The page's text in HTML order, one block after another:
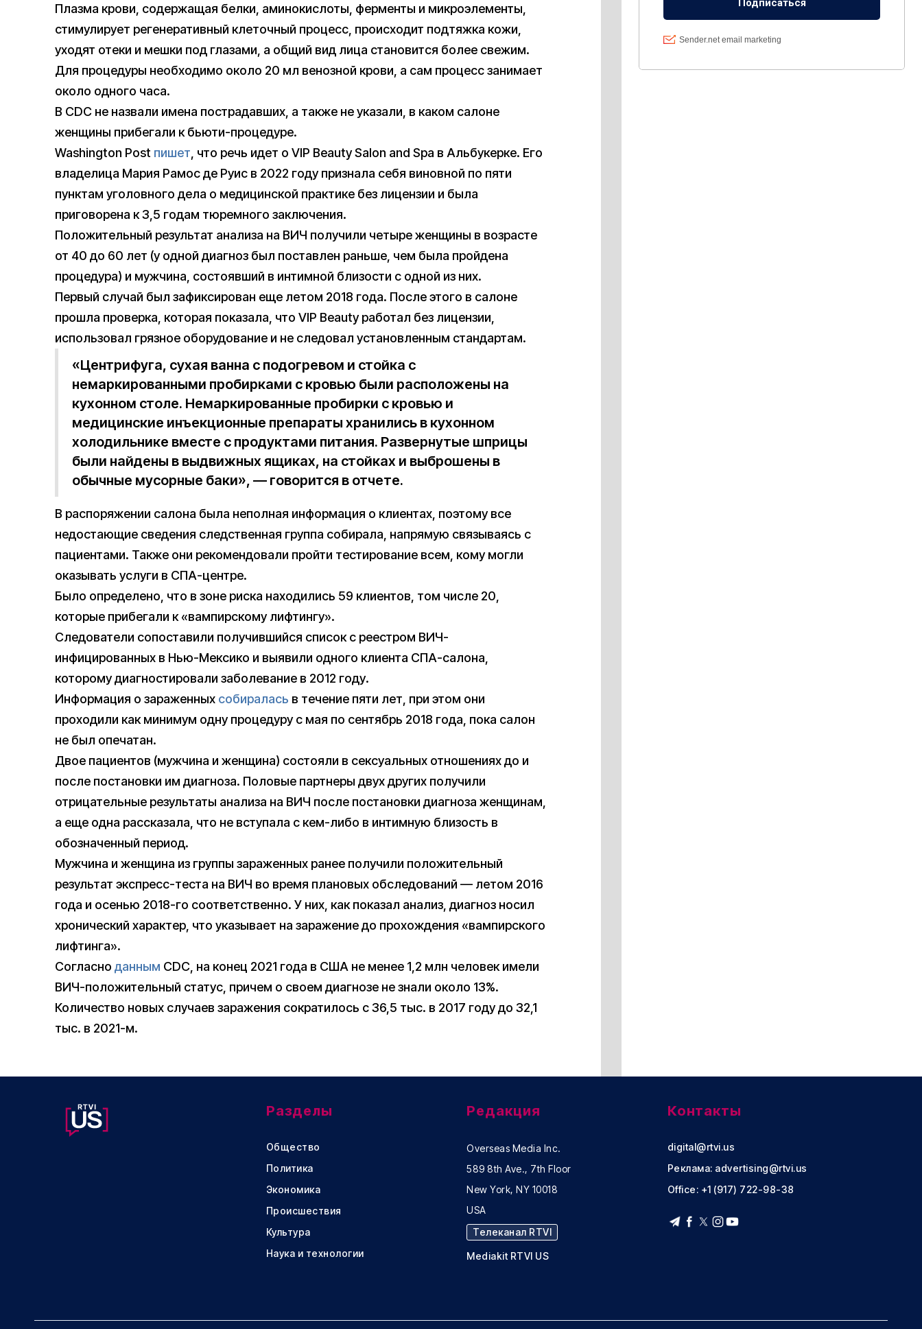
Плазма крови, содержащая белки, аминокислоты, ферменты и микроэлементы,
стимулирует регенеративный клеточный процесс, происходит подтяжка кожи,
уходят отеки и мешки под глазами, а общий вид лица становится более свежим.
Для процедуры необходимо около 20 мл венозной крови, а сам процесс занимает
около одного часа.
В CDC не назвали имена пострадавших, а также не указали, в каком салоне
женщины прибегали к бьюти-процедуре.
Washington Post пишет, что речь идет о VIP Beauty Salon and Spa в Альбукерке. Его
владелица Мария Рамос де Руис в 2022 году признала себя виновной по пяти
пунктам уголовного дела о медицинской практике без лицензии и была
приговорена к 3,5 годам тюремного заключения.
Положительный результат анализа на ВИЧ получили четыре женщины в возрасте
от 40 до 60 лет (у одной диагноз был поставлен раньше, чем была пройдена
процедура) и мужчина, состоявший в интимной близости с одной из них.
Первый случай был зафиксирован еще летом 2018 года. После этого в салоне
прошла проверка, которая показала, что VIP Beauty работал без лицензии,
использовал грязное оборудование и не следовал установленным стандартам.
«Центрифуга, сухая ванна с подогревом и стойка с
немаркированными пробирками с кровью были расположены на
кухонном столе. Немаркированные пробирки с кровью и
медицинские инъекционные препараты хранились в кухонном
холодильнике вместе с продуктами питания. Развернутые шприцы
были найдены в выдвижных ящиках, на стойках и выброшены в
обычные мусорные баки», — говорится в отчете.
В распоряжении салона была неполная информация о клиентах, поэтому все
недостающие сведения следственная группа собирала, напрямую связываясь с
пациентами. Также они рекомендовали пройти тестирование всем, кому могли
оказывать услуги в СПА-центре.
Было определено, что в зоне риска находились 59 клиентов, том числе 20,
которые прибегали к «вампирскому лифтингу».
Следователи сопоставили получившийся список с реестром ВИЧ-
инфицированных в Нью-Мексико и выявили одного клиента СПА-салона,
которому диагностировали заболевание в 2012 году.
Информация о зараженных собиралась в течение пяти лет, при этом они
проходили как минимум одну процедуру с мая по сентябрь 2018 года, пока салон
не был опечатан.
Двое пациентов (мужчина и женщина) состояли в сексуальных отношениях до и
после постановки им диагноза. Половые партнеры двух других получили
отрицательные результаты анализа на ВИЧ после постановки диагноза женщинам,
а еще одна рассказала, что не вступала с кем-либо в интимную близость в
обозначенный период.
Мужчина и женщина из группы зараженных ранее получили положительный
результат экспресс-теста на ВИЧ во время плановых обследований — летом 2016
года и осенью 2018-го соответственно. У них, как показал анализ, диагноз носил
хронический характер, что указывает на заражение до прохождения «вампирского
лифтинга».
Согласно данным CDC, на конец 2021 года в США не менее 1,2 млн человек имели
ВИЧ-положительный статус, причем о своем диагнозе не знали около 13%.
Количество новых случаев заражения сократилось с 36,5 тыс. в 2017 году до 32,1
тыс. в 2021-м.
Разделы
Общество
Политика
Экономика
Происшествия
Культура
Наука и технологии
Редакция
Overseas Media Inc.
589 8th Ave., 7th Floor
New York, NY 10018
USA
Телеканал RTVI
Mediakit RTVI US
Контакты
digital@rtvi.us
Реклама: advertising@rtvi.us
Office: +1 (917) 722-98-38